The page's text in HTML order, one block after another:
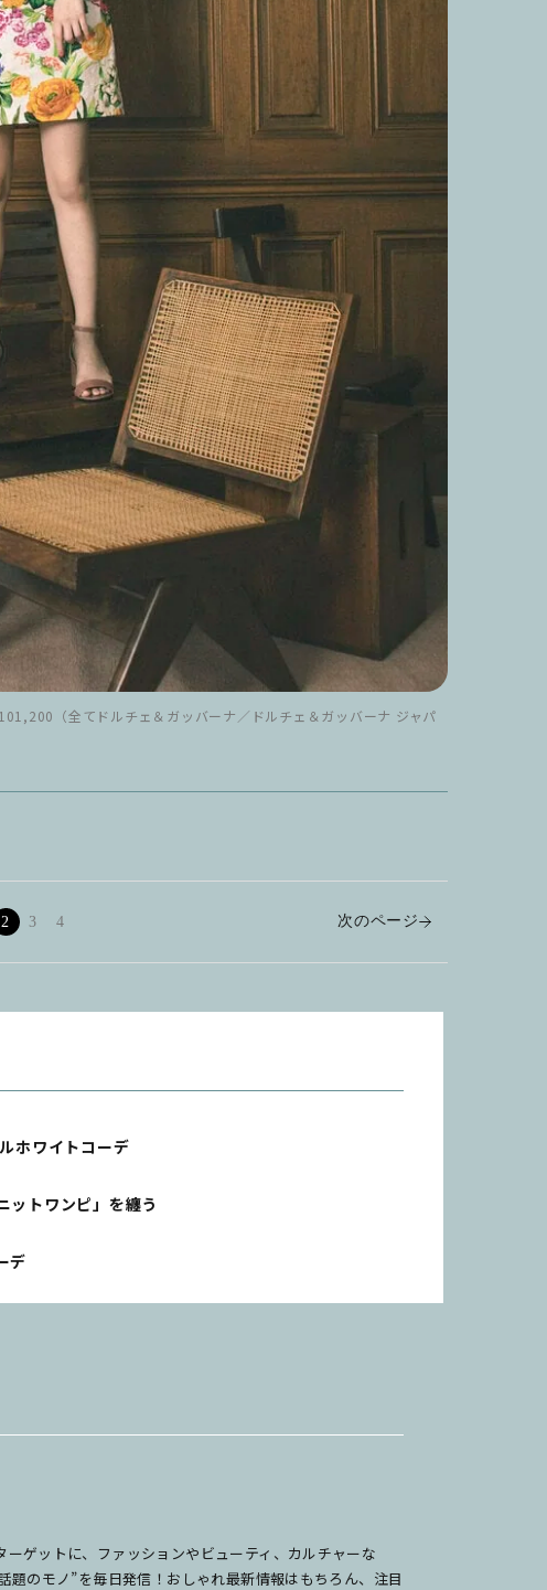
（全てドルチェ＆ガッバーナ／ドルチェ＆ガッバーナ ジャパ
2 3 4 次のページ
ホワイトコーデ
ットワンピ」を纏う
デ
ーゲットに、ファッションやビューティ、カルチャーな
題のモノ”を毎日発信！おしゃれ最新情報はもちろん、注目